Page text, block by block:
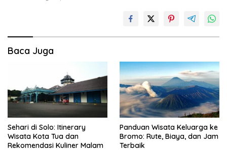
Baca Juga
Sehari di Solo: Itinerary
Wisata Kota Tua dan
Rekomendasi Kuliner Malam
Panduan Wisata Keluarga ke
Bromo: Rute, Biaya, dan Jam
Terbaik